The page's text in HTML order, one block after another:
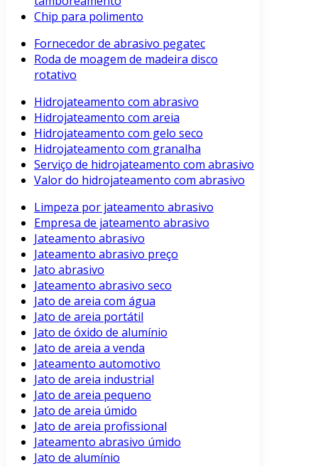
Chip para polimento
Fornecedor de abrasivo pegatec
Roda de moagem de madeira disco
rotativo
Hidrojateamento com abrasivo
Hidrojateamento com areia
Hidrojateamento com gelo seco
Hidrojateamento com granalha
Serviço de hidrojateamento com abrasivo
Valor do hidrojateamento com abrasivo
Limpeza por jateamento abrasivo
Empresa de jateamento abrasivo
Jateamento abrasivo
Jateamento abrasivo preço
Jato abrasivo
Jateamento abrasivo seco
Jato de areia com água
Jato de areia portátil
Jato de óxido de alumínio
Jato de areia a venda
Jateamento automotivo
Jato de areia industrial
Jato de areia pequeno
Jato de areia úmido
Jato de areia profissional
Jateamento abrasivo úmido
Jato de alumínio